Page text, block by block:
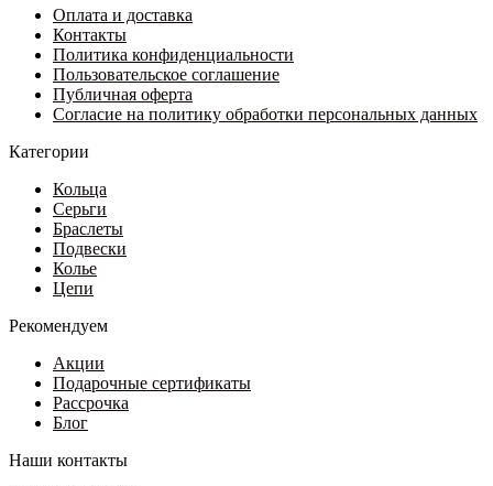
выбрать
на
странице
товара.
59
080 ₽.
540 ₽.
Оплата и доставка
Контакты
Политика конфиденциальности
Пользовательское соглашение
Публичная оферта
Согласие на политику обработки персональных данных
Категории
Кольца
Серьги
Браслеты
Подвески
Колье
Цепи
Рекомендуем
Акции
Подарочные сертификаты
Рассрочка
Блог
Наши контакты